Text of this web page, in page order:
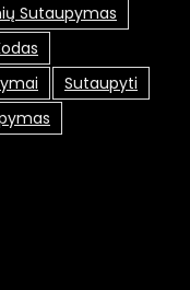
Sutaupymas
Sutaupyti